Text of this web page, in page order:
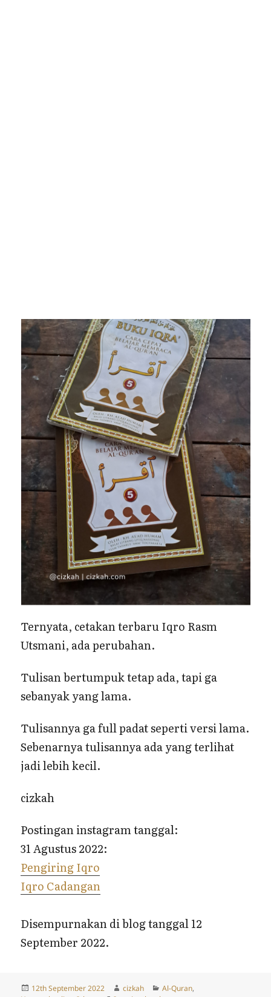
Ternyata, cetakan terbaru Iqro Rasm
Utsmani, ada perubahan.
Tulisan bertumpuk tetap ada, tapi ga
sebanyak yang lama.
Tulisannya ga full padat seperti versi lama.
Sebenarnya tulisannya ada yang terlihat
jadi lebih kecil.
cizkah
Postingan instagram tanggal:
31 Agustus 2022:
Pengiring Iqro
Iqro Cadangan
Disempurnakan di blog tanggal 12
September 2022.
Posted
12th September 2022 Author
cizkah Categories
Al-Quran,